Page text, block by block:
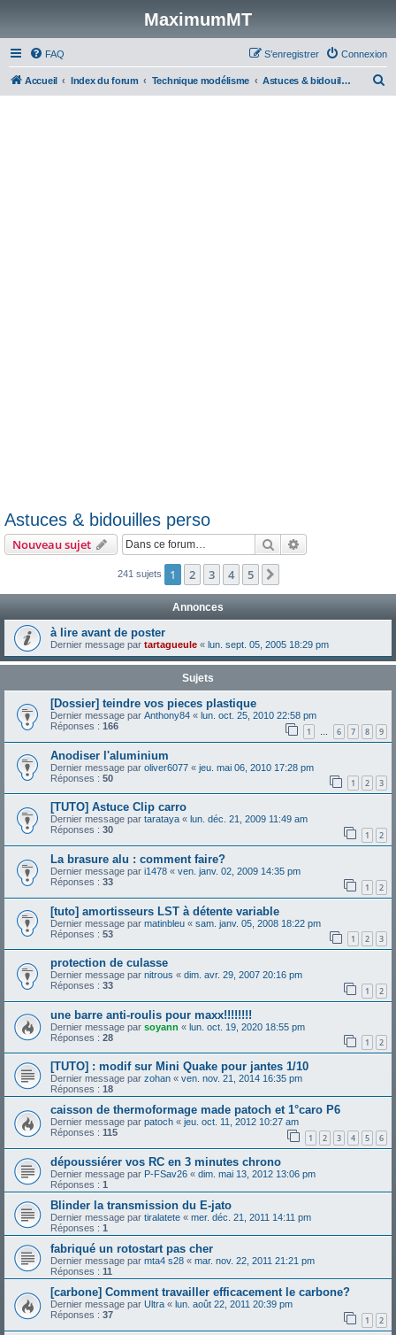
MaximumMT
FAQ Connexion
S’enregistrer
Accueil Index du forum Technique modélisme Astuces & bidouilles perso
Astuces & bidouilles perso
Nouveau sujet Rechercher
241 sujets 1 2 3 4 5
Annonces
à lire avant de poster
Dernier message par tartagueule « lun. sept. 05, 2005 18:29 pm
Sujets
[Dossier] teindre vos pieces plastique
Dernier message par Anthony84 « lun. oct. 25, 2010 22:58 pm
Réponses : 166 1 … 6 7 8 9
Anodiser l'aluminium
Dernier message par oliver6077 « jeu. mai 06, 2010 17:28 pm
Réponses : 50 1 2 3
[TUTO] Astuce Clip carro
Dernier message par tarataya « lun. déc. 21, 2009 11:49 am
Réponses : 30 1 2
La brasure alu : comment faire?
Dernier message par i1478 « ven. janv. 02, 2009 14:35 pm
Réponses : 33 1 2
[tuto] amortisseurs LST à détente variable
Dernier message par matinbleu « sam. janv. 05, 2008 18:22 pm
Réponses : 53 1 2 3
protection de culasse
Dernier message par nitrous « dim. avr. 29, 2007 20:16 pm
Réponses : 33 1 2
une barre anti-roulis pour maxx!!!!!!!!
Dernier message par soyann « lun. oct. 19, 2020 18:55 pm
Réponses : 28 1 2
[TUTO] : modif sur Mini Quake pour jantes 1/10
Dernier message par zohan « ven. nov. 21, 2014 16:35 pm
Réponses : 18
caisson de thermoformage made patoch et 1°caro P6
Dernier message par patoch « jeu. oct. 11, 2012 10:27 am
Réponses : 115 1 2 3 4 5 6
dépoussiérer vos RC en 3 minutes chrono
Dernier message par P-FSav26 « dim. mai 13, 2012 13:06 pm
Réponses : 1
Blinder la transmission du E-jato
Dernier message par tiralatete « mer. déc. 21, 2011 14:11 pm
Réponses : 1
fabriqué un rotostart pas cher
Dernier message par mta4 s28 « mar. nov. 22, 2011 21:21 pm
Réponses : 11
[carbone] Comment travailler efficacement le carbone?
Dernier message par Ultra « lun. août 22, 2011 20:39 pm
Réponses : 37 1 2